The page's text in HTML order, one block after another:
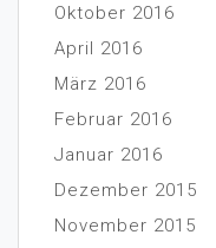
Oktober 2016
April 2016
März 2016
Februar 2016
Januar 2016
Dezember 2015
November 2015